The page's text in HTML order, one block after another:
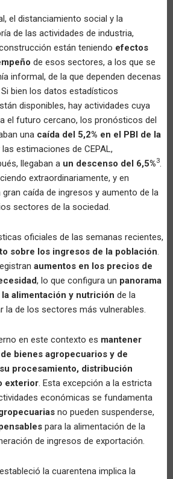
el distanciamiento social y la
de las actividades de industria,
están teniendo efectos
de esos sectores, a los que se
informal, de la que dependen decenas
bien los datos estadísticos
disponibles, hay actividades cuya
el futuro cercano, los pronósticos del
una caída del 5,2% en el PBI de la
las estimaciones de CEPAL,
llegaban a un descenso del 6,5%3.
extraordinariamente, y en
caída de ingresos y aumento de la
sectores de la sociedad.
oficiales de las semanas recientes,
sobre los ingresos de la población.
aumentos en los precios de
, lo que configura un panorama
alimentación y nutrición de la
la de los sectores más vulnerables.
en este contexto es mantener
bienes agropecuarios y de
procesamiento, distribución
exterior. Esta excepción a la estricta
económicas se fundamenta
no pueden suspenderse,
para la alimentación de la
de ingresos de exportación.
la cuarentena implica la